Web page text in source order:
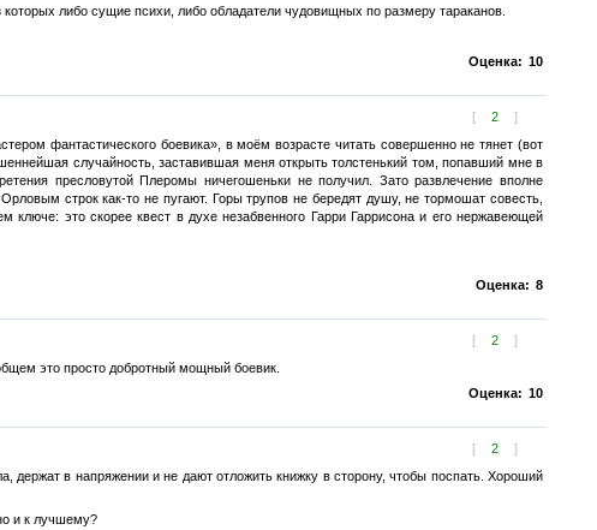
либо сущие психи, либо обладатели чудовищных по размеру тараканов.
Оценка: 10
[ 2 ]
фантастического боевика», в моём возрасте читать совершенно не тянет (вот
случайность, заставившая меня открыть толстенький том, попавший мне в
пресловутой Плеромы ничегошеньки не получил. Зато развлечение вполне
строк как-то не пугают. Горы трупов не бередят душу, не тормошат совесть,
это скорее квест в духе незабвенного Гарри Гаррисона и его нержавеющей
Оценка: 8
[ 2 ]
это просто добротный мощный боевик.
Оценка: 10
[ 2 ]
в напряжении и не дают отложить книжку в сторону, чтобы поспать. Хороший
и к лучшему?